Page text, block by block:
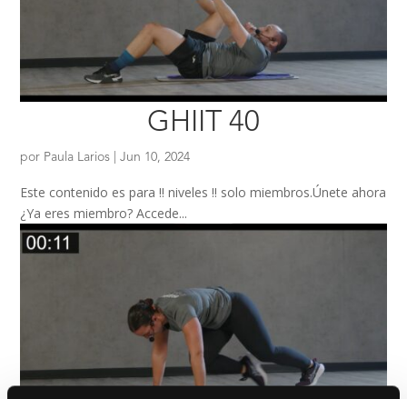
GHIIT 40
por Paula Larios |Jun 10, 2024
Este contenido es para !! niveles !! solo miembros.Únete ahora
¿Ya eres miembro? Accede...